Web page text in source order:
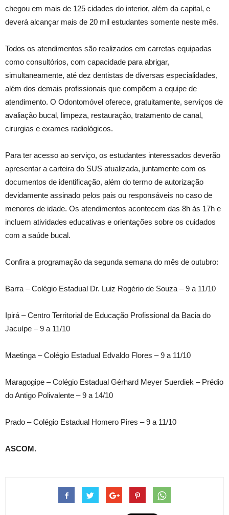
chegou em mais de 125 cidades do interior, além da capital, e
deverá alcançar mais de 20 mil estudantes somente neste mês.
Todos os atendimentos são realizados em carretas equipadas
como consultórios, com capacidade para abrigar,
simultaneamente, até dez dentistas de diversas especialidades,
além dos demais profissionais que compõem a equipe de
atendimento. O Odontomóvel oferece, gratuitamente, serviços de
avaliação bucal, limpeza, restauração, tratamento de canal,
cirurgias e exames radiológicos.
Para ter acesso ao serviço, os estudantes interessados deverão
apresentar a carteira do SUS atualizada, juntamente com os
documentos de identificação, além do termo de autorização
devidamente assinado pelos pais ou responsáveis no caso de
menores de idade. Os atendimentos acontecem das 8h às 17h e
incluem atividades educativas e orientações sobre os cuidados
com a saúde bucal.
Confira a programação da segunda semana do mês de outubro:
Barra – Colégio Estadual Dr. Luiz Rogério de Souza – 9 a 11/10
Ipirá – Centro Territorial de Educação Profissional da Bacia do
Jacuípe – 9 a 11/10
Maetinga – Colégio Estadual Edvaldo Flores – 9 a 11/10
Maragogipe – Colégio Estadual Gérhard Meyer Suerdiek – Prédio
do Antigo Polivalente – 9 a 14/10
Prado – Colégio Estadual Homero Pires – 9 a 11/10
ASCOM.